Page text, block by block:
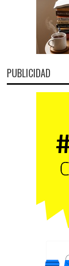
PUBLICIDAD